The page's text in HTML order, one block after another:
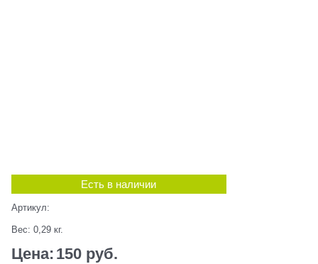
Есть в наличии
Артикул:
Вес: 0,29 кг.
Цена: 150 руб.